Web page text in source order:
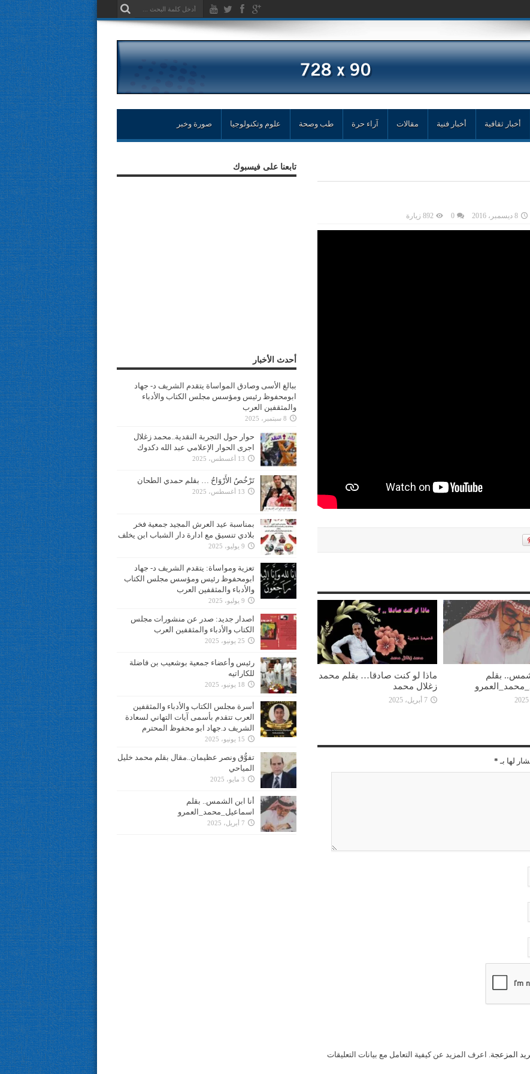
أخبار ثقافية أخبار فنية مقالات آراء حرة طب وصحة علوم وتكنولوجيا صورة وخبر
8 ديسمبر، 2016 0 892 زيارة
بقلم
ماذا لو كنت صادقا… بقلم محمد
زغلال محمد
7 أبريل، 2025
لها بـ *
المزعجة. اعرف المزيد عن كيفية التعامل مع بيانات التعليقات
تابعنا على فيسبوك
أحدث الأخبار
ببالغ الأسى وصادق المواساة يتقدم الشريف د- جهاد
ابومحفوظ رئيس ومؤسس مجلس الكتاب والأدباء
والمثقفين العرب
8 سبتمبر، 2025
حوار حول التجربة النقدية..محمد زغلال
اجرى الحوار الإعلامي عبد الله دكدوك
13 أغسطس، 2025
تَرْخُصُ الأَرْوَاحُ … بقلم حمدي الطحان
13 أغسطس، 2025
بمناسبة عيد العرش المجيد جمعية فخر
بلادي تنسيق مع ادارة دار الشباب ابن يخلف
9 يوليو، 2025
تعزية ومواساة: يتقدم الشريف د- جهاد
ابومحفوظ رئيس ومؤسس مجلس الكتاب
والأدباء والمثقفين العرب
9 يوليو، 2025
اصدار جديد: صدر عن منشورات مجلس
الكتاب والأدباء والمثقفين العرب
25 يونيو، 2025
رئيس وأعضاء جمعية بوشعيب بن فاضلة
للكاراتيه
18 يونيو، 2025
أسرة مجلس الكتاب والأدباء والمثقفين
العرب تتقدم بأسمى آيات التهاني لسعادة
الشريف د.جهاد ابو محفوظ المحترم
15 يونيو، 2025
تفوُّق ونصر عظيمان..مقال بقلم محمد خليل
المياحي
3 مايو، 2025
أنا ابن الشمس.. بقلم
اسماعيل_محمد_العمرو
7 أبريل، 2025